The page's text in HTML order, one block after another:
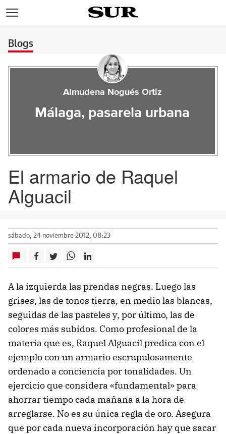
Blogs
Almudena Nogués Ortiz
Málaga, pasarela urbana
El armario de Raquel
Alguacil
sábado, 24 noviembre 2012, 08:23
A la izquierda las prendas negras. Luego las
grises, las de tonos tierra, en medio las blancas,
seguidas de las pasteles y, por último, las de
colores más subidos. Como profesional de la
materia que es, Raquel Alguacil predica con el
ejemplo con un armario escrupulosamente
ordenado a conciencia por tonalidades. Un
ejercicio que considera «fundamental» para
ahorrar tiempo cada mañana a la hora de
arreglarse. No es su única regla de oro. Asegura
que por cada nueva incorporación hay que sacar